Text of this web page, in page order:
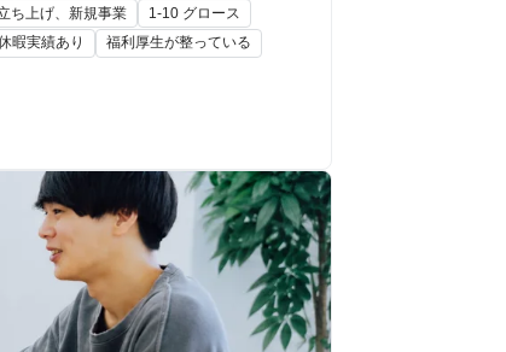
挑戦いただきます。
ち上げ、新規事業
1-10 グロース
暇実績あり 福利厚生が整っている